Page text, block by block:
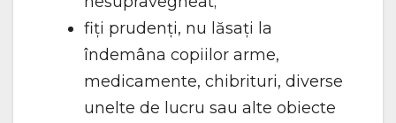
fiți prudenți, nu lăsați la
îndemâna copiilor arme,
medicamente, chibrituri, diverse
unelte de lucru sau alte obiecte